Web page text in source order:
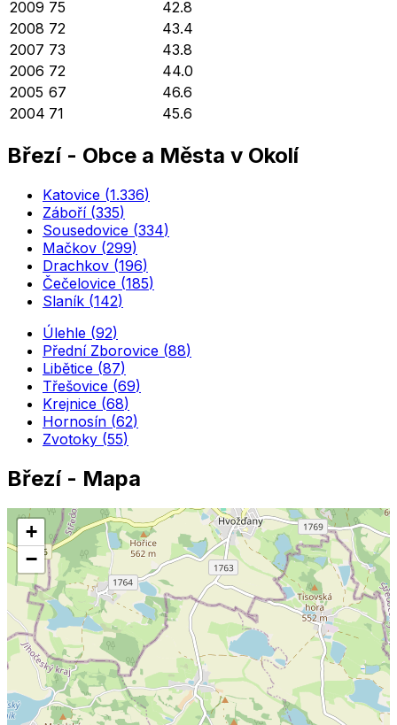
2009 75
42.8
2008 72
43.4
2007 73
43.8
2006 72
44.0
2005 67
46.6
2004 71 45.6
Březí- Obce a Města v Okolí
Katovice (1.336)
Záboří(335)
Sousedovice (334)
Mačkov (299)
Drachkov (196)
Čečelovice (185)
Slaník (142)
Úlehle (92)
Přední Zborovice (88)
Libětice (87)
Třešovice (69)
Krejnice (68)
Hornosín (62)
Zvotoky (55)
Březí- Mapa
+
−